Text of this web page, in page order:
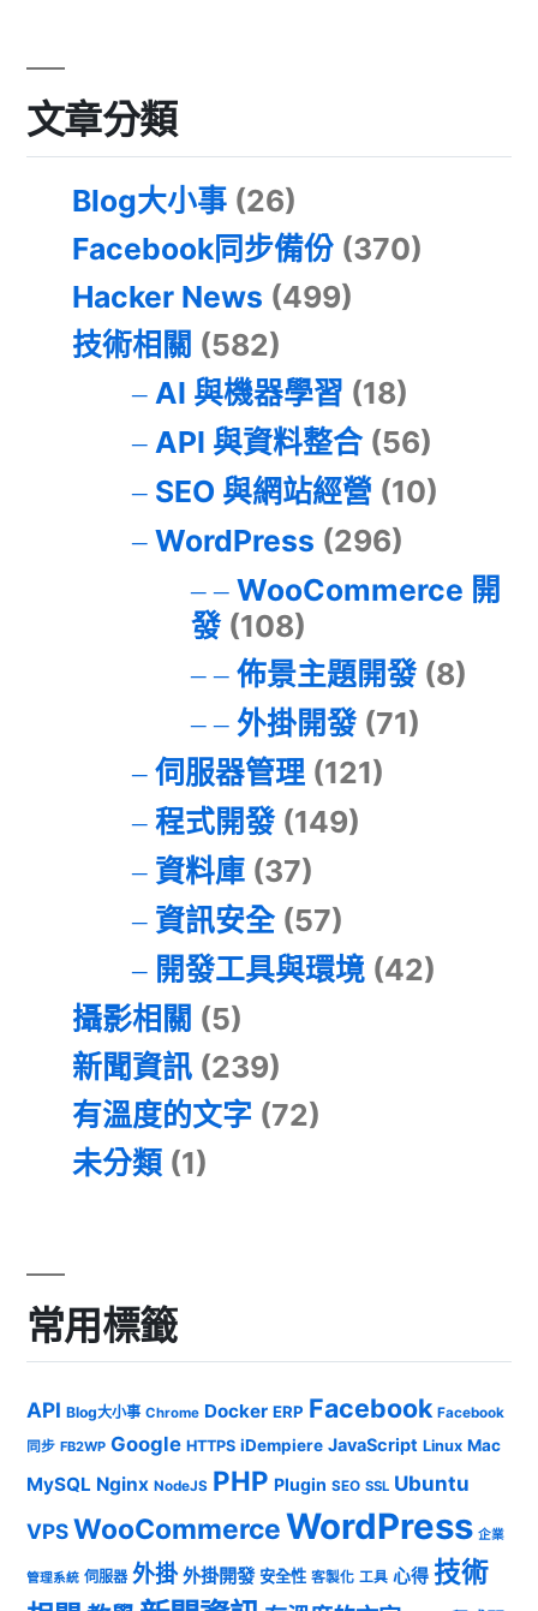
文章分類
Blog大小事 (26)
Facebook同步備份 (370)
Hacker News (499)
技術相關 (582)
AI 與機器學習 (18)
API 與資料整合(56)
SEO 與網站經營 (10)
WordPress (296)
WooCommerce 開
發(108)
佈景主題開發(8)
外掛開發(71)
伺服器管理(121)
程式開發(149)
資料庫(37)
資訊安全(57)
開發工具與環境(42)
攝影相關 (5)
新聞資訊 (239)
有溫度的文字 (72)
未分類 (1)
常用標籤
API Blog大小事 Chrome Docker ERP Facebook Facebook
同步 FB2WP Google HTTPS iDempiere JavaScript Linux Mac
MySQL Nginx NodeJS PHP Plugin SEO SSL Ubuntu
VPSWooCommerceWordPress 企業
管理系統 伺服器 外掛 外掛開發 安全性 客製化 工具 心得 技術